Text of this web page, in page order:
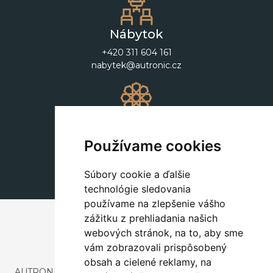
Používame cookies
Súbory cookie a ďalšie
technológie sledovania
používame na zlepšenie vášho
zážitku z prehliadania našich
webových stránok, na to, aby sme
vám zobrazovali prispôsobený
obsah a cielené reklamy, na
Nábytok
+420 311 604 161
nabytek@autronic.cz
+420 311 604 182
dekorace@autronic.cz